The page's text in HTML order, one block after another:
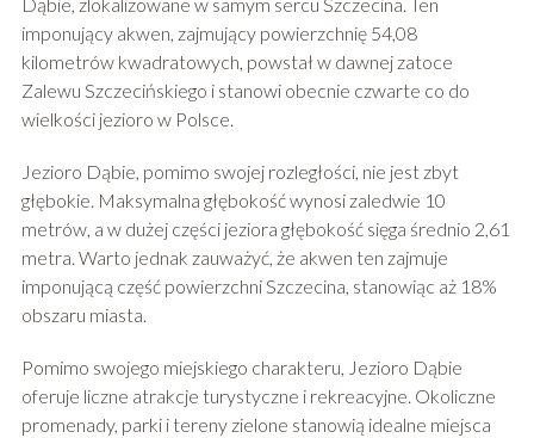
Dąbie, zlokalizowane w samym sercu Szczecina. Ten
imponujący akwen, zajmujący powierzchnię 54,08
kilometrów kwadratowych, powstał w dawnej zatoce
Zalewu Szczecińskiego i stanowi obecnie czwarte co do
wielkości jezioro w Polsce.
Jezioro Dąbie, pomimo swojej rozległości, nie jest zbyt
głębokie. Maksymalna głębokość wynosi zaledwie 10
metrów, a w dużej części jeziora głębokość sięga średnio 2,61
metra. Warto jednak zauważyć, że akwen ten zajmuje
imponującą część powierzchni Szczecina, stanowiąc aż 18%
obszaru miasta.
Pomimo swojego miejskiego charakteru, Jezioro Dąbie
oferuje liczne atrakcje turystyczne i rekreacyjne. Okoliczne
promenady, parki i tereny zielone stanowią idealne miejsca